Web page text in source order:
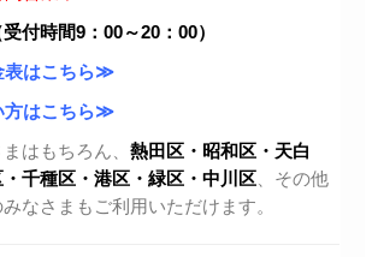
付時間9：00～20：00）
表はこちら≫
方はこちら≫
はもちろん、 熱田区・昭和区・天白
千種区・港区・緑区・中川区 、その他
なさまもご利用いただけます。